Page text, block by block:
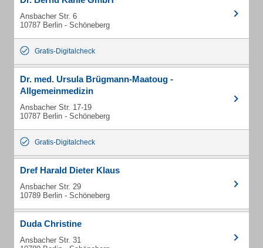
Ansbacher Str. 6
10787 Berlin - Schöneberg
Gratis-Digitalcheck
Dr. med. Ursula Brügmann-Maatoug -
Allgemeinmedizin
Ansbacher Str. 17-19
10787 Berlin - Schöneberg
Gratis-Digitalcheck
Dref Harald Dieter Klaus
Ansbacher Str. 29
10789 Berlin - Schöneberg
Duda Christine
Ansbacher Str. 31